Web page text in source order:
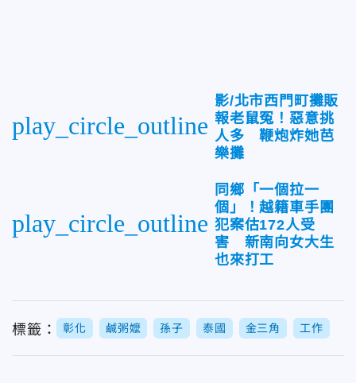
play_circle_outline
影/北市西門町攤販
報老鼠冤！惡意挑
人多 鞭炮炸她芭
樂攤
play_circle_outline
同鄉「一個拉一
個」！越籍車手團
犯案估172人受
害 新南向女大生
也來打工
標籤： 彰化 鹹粥嬤 孫子 泰國 金三角 工作